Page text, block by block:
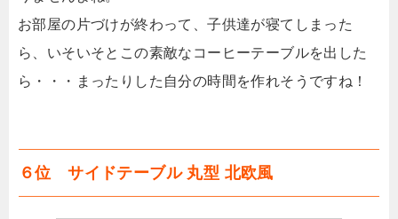
お部屋の片づけが終わって、子供達が寝てしまった
ら、いそいそとこの素敵なコーヒーテーブルを出した
ら・・・まったりした自分の時間を作れそうですね！
６位 サイドテーブル 丸型 北欧風